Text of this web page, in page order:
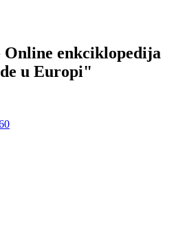
enkciklopedija
u Europi"